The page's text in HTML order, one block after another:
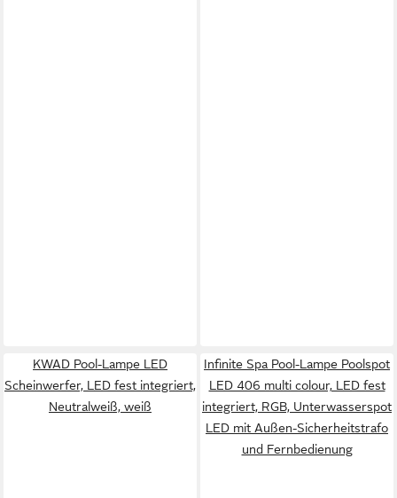
KWAD Pool-Lampe LED
Scheinwerfer, LED fest integriert,
Neutralweiß, weiß
Infinite Spa Pool-Lampe Poolspot
LED 406 multi colour, LED fest
integriert, RGB, Unterwasserspot
LED mit Außen-Sicherheitstrafo
und Fernbedienung